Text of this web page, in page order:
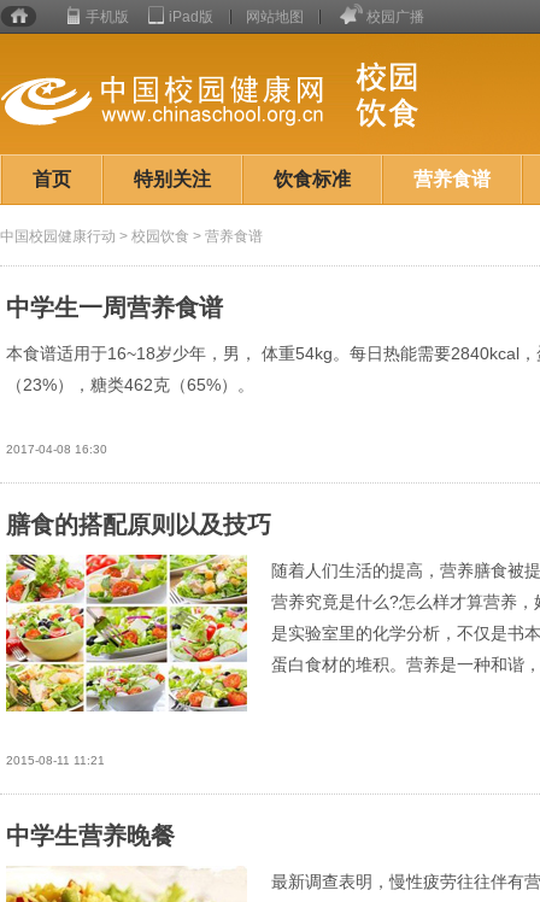
行动
手机版 iPad版 网站地图 校园广播
首页 特别关注 饮食标准 营养食谱
中国校园健康行动 > 校园饮食 > 营养食谱
中学生一周营养食谱
本食谱适用于16~18岁少年，男， 体重54kg。每日热能需要2840kcal
（23%），糖类462克（65%）。
2017-04-08 16:30
膳食的搭配原则以及技巧
随着人们生活的提高，营养膳食被
营养究竟是什么?怎么样才算营养
是实验室里的化学分析，不仅是书
蛋白食材的堆积。营养是一种和谐
2015-08-11 11:21
中学生营养晚餐
最新调查表明，慢性疲劳往往伴有